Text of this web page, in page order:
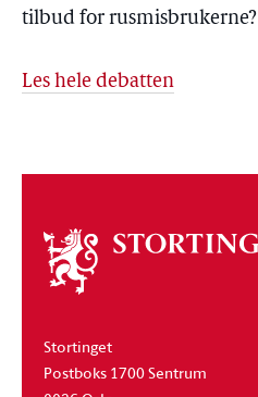
tilbud for rusmisbrukerne?
Les hele debatten
Om
stortinget
Stortinget
Postboks 1700 Sentrum